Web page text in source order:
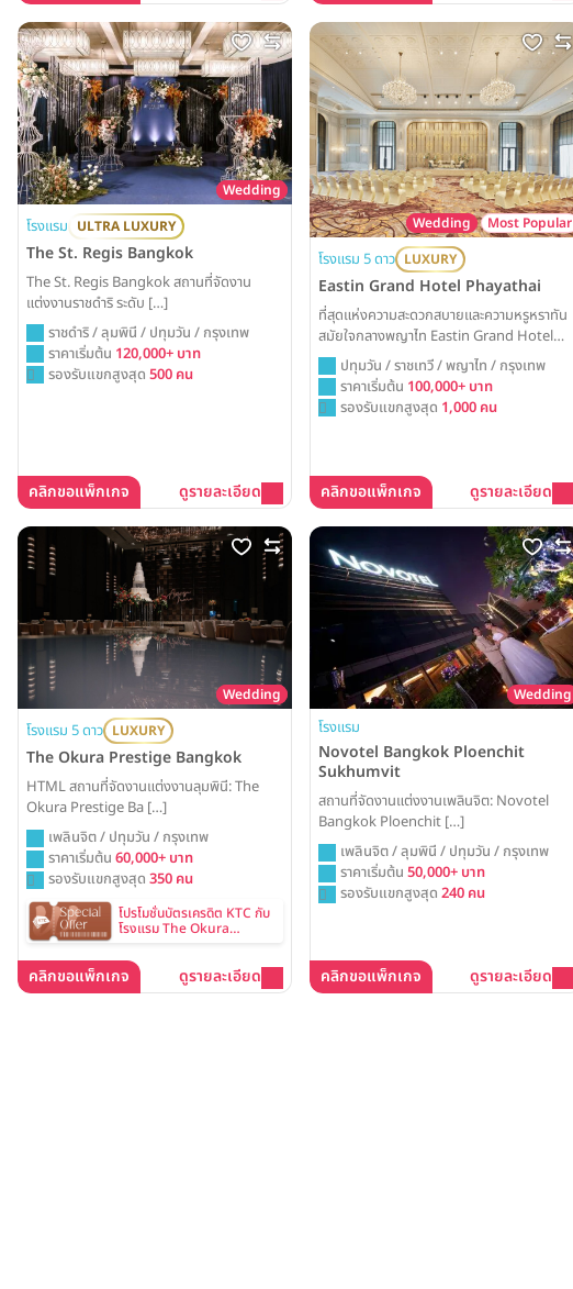
Wedding
โรงแรม ULTRA LUXURY
The St. Regis Bangkok
The St. Regis Bangkok สถานที่จัดงาน
แต่งงานราชดำริ ระดับ […]
ราชดำริ / ลุมพินี / ปทุมวัน / กรุงเทพ
ราคาเริ่มต้น 120,000+ บาท
รองรับแขกสูงสุด 500 คน
คลิกขอแพ็กเกจ ดูรายละเอียด
Wedding Most Popular
โรงแรม 5 ดาว LUXURY
Eastin Grand Hotel Phayathai
ที่สุดแห่งความสะดวกสบายและความหรูหราทัน
สมัยใจกลางพญาไท Eastin Grand Hotel
Phayathai พร้อมยกระดับงานวิวาห์ของคุณ
ด้วยห้องบอลรูมดีไซน์ใหม่ล่าสุด ณ ศูนย์กลาง
การเดินทางที่เชื่อมต่อทุกความสุขถึงกัน
ปทุมวัน / ราชเทวี / พญาไท / กรุงเทพ
ราคาเริ่มต้น 100,000+ บาท
รองรับแขกสูงสุด 1,000 คน
คลิกขอแพ็กเกจ ดูรายละเอียด
Wedding
โรงแรม 5 ดาว LUXURY
The Okura Prestige Bangkok
HTML สถานที่จัดงานแต่งงานลุมพินี: The
Okura Prestige Ba […]
เพลินจิต / ปทุมวัน / กรุงเทพ
ราคาเริ่มต้น 60,000+ บาท
รองรับแขกสูงสุด 350 คน
โปรโมชั่นบัตรเครดิต KTC กับ
โรงแรม The Okura
คลิกขอแพ็กเกจ ดูรายละเอียด
Wedding
โรงแรม
Novotel Bangkok Ploenchit
Sukhumvit
สถานที่จัดงานแต่งงานเพลินจิต: Novotel
Bangkok Ploenchit […]
เพลินจิต / ลุมพินี / ปทุมวัน / กรุงเทพ
ราคาเริ่มต้น 50,000+ บาท
รองรับแขกสูงสุด 240 คน
คลิกขอแพ็กเกจ ดูรายละเอียด